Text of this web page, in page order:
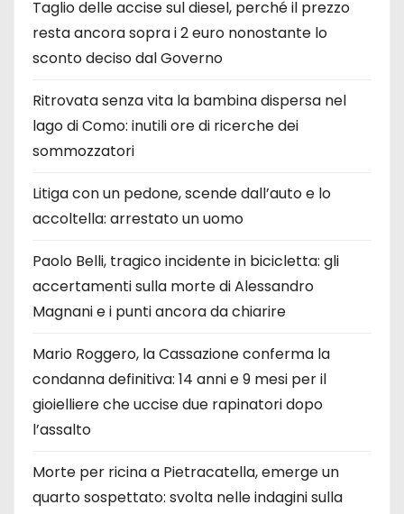
Taglio delle accise sul diesel, perché il prezzo
resta ancora sopra i 2 euro nonostante lo
sconto deciso dal Governo
Ritrovata senza vita la bambina dispersa nel
lago di Como: inutili ore di ricerche dei
sommozzatori
Litiga con un pedone, scende dall’auto e lo
accoltella: arrestato un uomo
Paolo Belli, tragico incidente in bicicletta: gli
accertamenti sulla morte di Alessandro
Magnani e i punti ancora da chiarire
Mario Roggero, la Cassazione conferma la
condanna definitiva: 14 anni e 9 mesi per il
gioielliere che uccise due rapinatori dopo
l’assalto
Morte per ricina a Pietracatella, emerge un
quarto sospettato: svolta nelle indagini sulla